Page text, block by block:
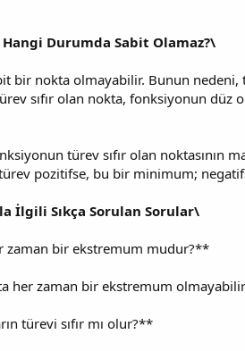
Durumda Sabit Olamaz?\
bir nokta olmayabilir. Bunun
sıfır olan nokta, fonksiyonun düz
türev sıfır olan noktasının
pozitifse, bu bir minimum;
İlgili Sıkça Sorulan Sorular\
zaman bir ekstremum mudur?**
her zaman bir ekstremum
türevi sıfır mı olur?**